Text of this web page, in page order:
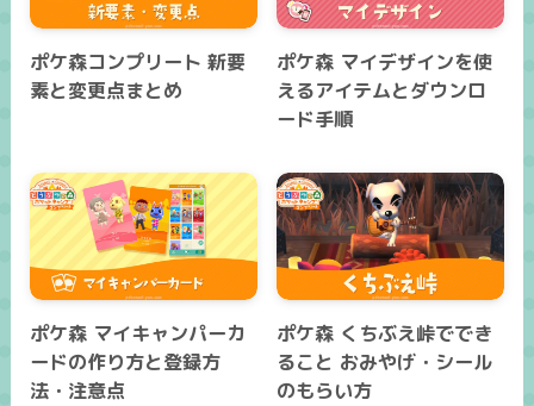
ポケ森コンプリート 新要
素と変更点まとめ
ポケ森 マイデザインを使
えるアイテムとダウンロ
ード手順
ポケ森 マイキャンパーカ
ードの作り方と登録方
法・注意点
ポケ森 くちぶえ峠ででき
ること おみやげ・シール
のもらい方